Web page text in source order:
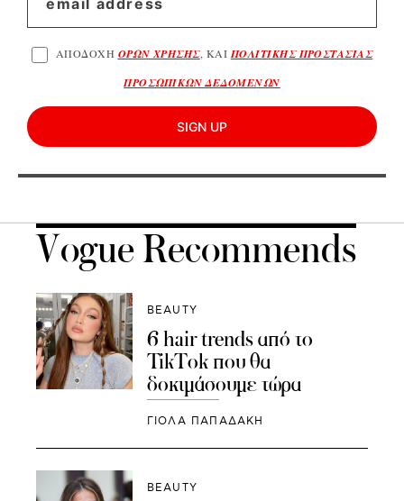
ΑΠΟΔΟΧΗ ΟΡΩΝ ΧΡΗΣΗΣ, ΚΑΙ ΠΟΛΙΤΙΚΗΣ ΠΡΟΣΤΑΣΙΑΣ
ΠΡΟΣΩΠΙΚΩΝ ΔΕΔΟΜΕΝΩΝ
SIGN UP
Vogue Recommends
BEAUTY
6 hair trends από το
TikTok που θα
δοκιμάσουμε τώρα
ΓΙΌΛΑ ΠΑΠΑΔΆΚΗ
BEAUTY